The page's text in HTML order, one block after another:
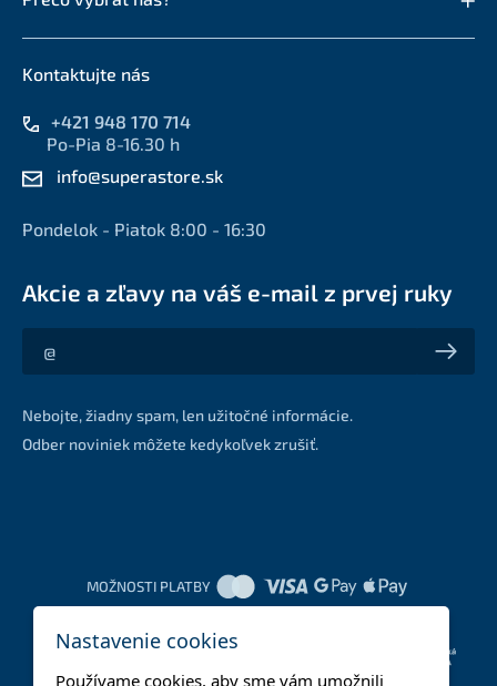
Kontaktujte nás
+421 948 170 714
Po-Pia 8-16.30 h
info@superastore.sk
Pondelok - Piatok 8:00 - 16:30
Akcie a zľavy na váš e-mail z prvej ruky
Akcie a zľavy na váš e-mail z prvej ruky
Nebojte, žiadny spam, len užitočné informácie.
Odber noviniek môžete kedykoľvek zrušiť.
MOŽNOSTI PLATBY
Nastavenie cookies
Používame cookies, aby sme vám umožnili